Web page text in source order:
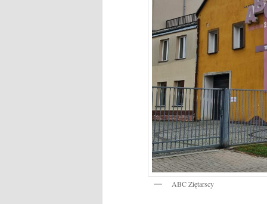
ABC Ziętarscy